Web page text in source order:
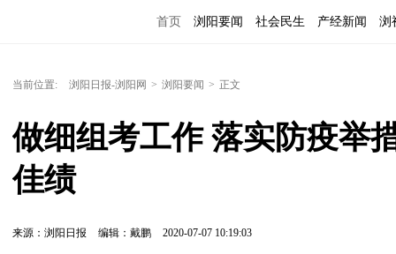
首页 浏阳要闻 社会民生 产经新闻 浏
当前位置: 浏阳日报-浏阳网 > 浏阳要闻 > 正文
做细组考工作 落实防疫举
佳绩
来源：浏阳日报 编辑：戴鹏 2020-07-07 10:19:03